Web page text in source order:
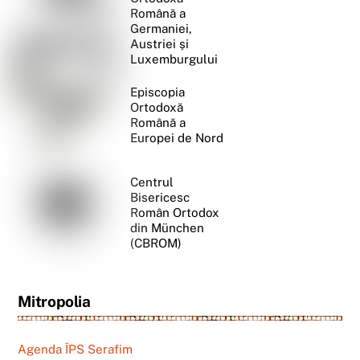
Română a
Germaniei,
Austriei și
Luxemburgului
Episcopia
Ortodoxă
Română a
Europei de Nord
Centrul
Bisericesc
Român Ortodox
din München
(CBROM)
Mitropolia
Agenda ÎPS Serafim